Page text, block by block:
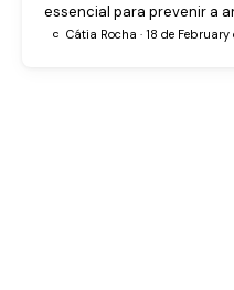
essencial para prevenir a
dia a dia. Este guia explica
C Cátia Rocha · 18 de